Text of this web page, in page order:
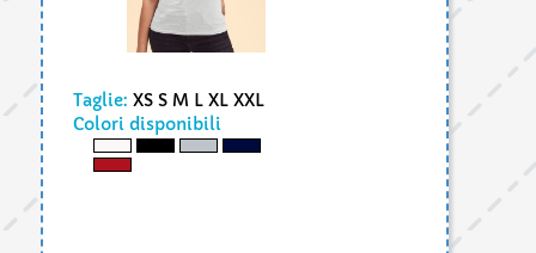
Taglie: XS S M L XL XXL
Colori disponibili